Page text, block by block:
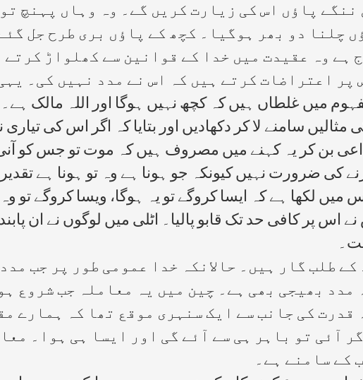
پاؤں اس کی زیارت کریں گے۔ وہ وہاں پہنچ
چلنا دو بھر ہوگیا۔ کچھ کے پاؤں بری طرح جل
ہے وہ عقیدت میں خدا کے قوانین سے کھلواڑ
پر اعتراضات کرتے ہیں کہ اس نے مدد نہیں کی۔
میں غلطاں ہیں کہ کچھ نہیں ہوگا اور اللہ مالک ہے۔
سامنے لا کر دکھادیں اور بتایا کہ اگر اس کی
بن کر یہ کہنے میں مصروف ہیں کہ موت تو جس کو
کی ضرورت نہیں کیونکہ جو ہونا ہے وہ تو ہونا ہے
میں لکھا ہے کہ ایسا کروگے تو یہ ہوگا، ویسا کروگے
پر کافی حد تک قابو پالیا۔ اٹلی میں لوگوں نے ان
طلب گار ہیں۔ حالانکہ خدا عمومی طور پر جب
مدد بھیجی بھی ہے۔ چین میں یہ معاملہ جب شروع
قدرت کی جانب سے ایک سنہری موقع تھا کہ ہمارے
آئی تو باہر ہی سے آئے گی اور ایسا ہی ہوا۔
کے سامنے ہے۔